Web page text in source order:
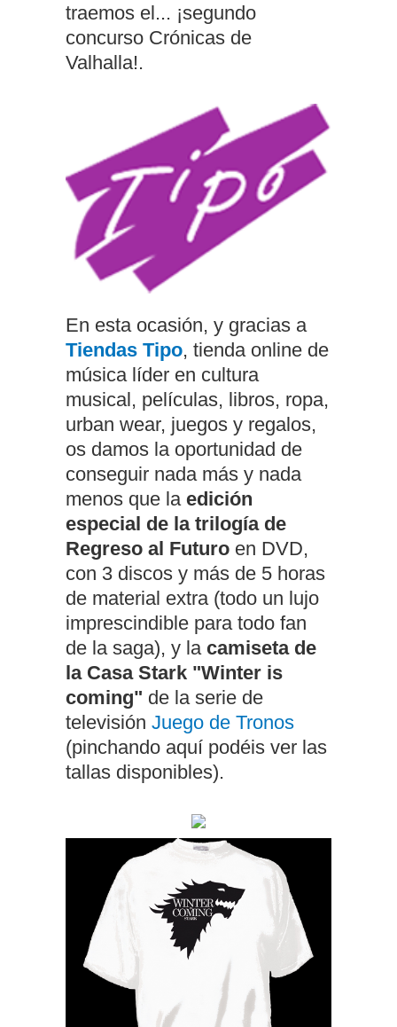
traemos el... ¡segundo
concurso Crónicas de
Valhalla!.
En esta ocasión, y gracias a
Tiendas Tipo, tienda online de
música líder en cultura
musical, películas, libros, ropa,
urban wear, juegos y regalos,
os damos la oportunidad de
conseguir nada más y nada
menos que la edición
especial de la trilogía de
Regreso al Futuro en DVD,
con 3 discos y más de 5 horas
de material extra (todo un lujo
imprescindible para todo fan
de la saga), y la camiseta de
la Casa Stark "Winter is
coming" de la serie de
televisión Juego de Tronos
(pinchando aquí podéis ver las
tallas disponibles).